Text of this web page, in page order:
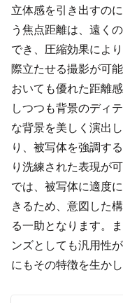
立体感を引き出すの
う焦点距離は、遠く
でき、圧縮効果によ
際立たせる撮影が可
おいても優れた距離
しつつも背景のディ
な背景を美しく演出
り、被写体を強調す
り洗練された表現が
では、被写体に適度
きるため、意図した
る一助となります。
ンズとしても汎用性
にもその特徴を生か